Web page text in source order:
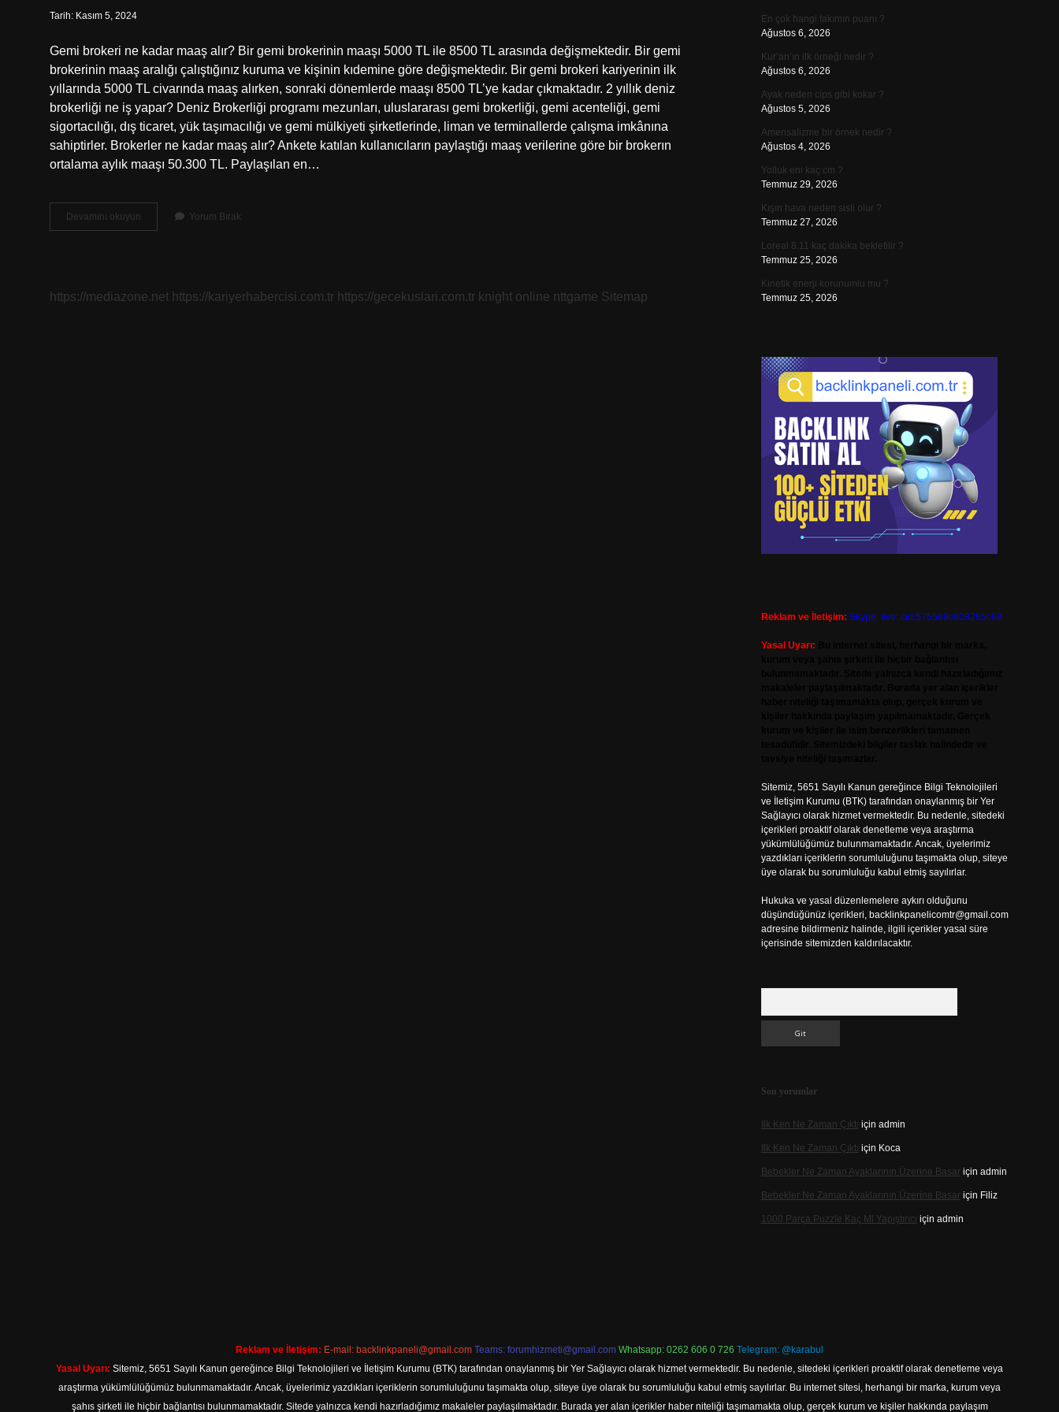
Tarih: Kasım 5, 2024
Gemi brokeri ne kadar maaş alır? Bir gemi brokerinin maaşı 5000 TL ile 8500 TL arasında değişmektedir. Bir gemi
brokerinin maaş aralığı çalıştığınız kuruma ve kişinin kıdemine göre değişmektedir. Bir gemi brokeri kariyerinin ilk
yıllarında 5000 TL civarında maaş alırken, sonraki dönemlerde maaşı 8500 TL’ye kadar çıkmaktadır. 2 yıllık deniz
brokerliği ne iş yapar? Deniz Brokerliği programı mezunları, uluslararası gemi brokerliği, gemi acenteliği, gemi
sigortacılığı, dış ticaret, yük taşımacılığı ve gemi mülkiyeti şirketlerinde, liman ve terminallerde çalışma imkânına
sahiptirler. Brokerler ne kadar maaş alır? Ankete katılan kullanıcıların paylaştığı maaş verilerine göre bir brokerın
ortalama aylık maaşı 50.300 TL. Paylaşılan en…
Devamını okuyun
Brokerliği
Yorum Bırak
https://mediazone.net https://kariyerhabercisi.com.tr https://gecekuslari.com.tr knight online nttgame Sitemap
En çok hangi takımın puanı ?
Ağustos 6, 2026
Kur’an’ın ilk örneği nedir ?
Ağustos 6, 2026
Ayak neden cips gibi kokar ?
Ağustos 5, 2026
Amensalizme bir örnek nedir ?
Ağustos 4, 2026
Yolluk eni kaç cm ?
Temmuz 29, 2026
Kışın hava neden sisli olur ?
Temmuz 27, 2026
Loreal 8.11 kaç dakika bekletilir ?
Temmuz 25, 2026
Kinetik enerji korunumlu mu ?
Temmuz 25, 2026
Reklam ve İletişim: Skype: live:.cid.575569c608265c69
Yasal Uyarı:
Sitemiz, 5651 Sayılı Kanun gereğince Bilgi Teknolojileri
ve İletişim Kurumu (BTK) tarafından onaylanmış bir Yer
Sağlayıcı olarak hizmet vermektedir. Bu nedenle, sitedeki
içerikleri proaktif olarak denetleme veya araştırma
yükümlülüğümüz bulunmamaktadır. Ancak, üyelerimiz
yazdıkları içeriklerin sorumluluğunu taşımakta olup, siteye
üye olarak bu sorumluluğu kabul etmiş sayılırlar.
Hukuka ve yasal düzenlemelere aykırı olduğunu
düşündüğünüz içerikleri, backlinkpanelicomtr@gmail.com
adresine bildirmeniz halinde, ilgili içerikler yasal süre
içerisinde sitemizden kaldırılacaktır.
Son yorumlar
Ilk Ken Ne Zaman Çıktı için admin
Ilk Ken Ne Zaman Çıktı için Koca
Bebekler Ne Zaman Ayaklarının Üzerine Basariçin admin
Bebekler Ne Zaman Ayaklarının Üzerine Basariçin Filiz
1000 Parça Puzzle Kaç Ml Yapıştırıcı için admin
Reklam ve İletişim: E-mail: backlinkpaneli@gmail.com Teams: forumhizmeti@gmail.com Whatsapp: 0262 606 0 726 Telegram: @karabul
Yasal Uyarı: Sitemiz, 5651 Sayılı Kanun gereğince Bilgi Teknolojileri ve İletişim Kurumu (BTK) tarafından onaylanmış bir Yer Sağlayıcı olarak hizmet vermektedir. Bu nedenle, sitedeki içerikleri proaktif olarak denetleme veya
araştırma yükümlülüğümüz bulunmamaktadır. Ancak, üyelerimiz yazdıkları içeriklerin sorumluluğunu taşımakta olup, siteye üye olarak bu sorumluluğu kabul etmiş sayılırlar. Bu internet sitesi, herhangi bir marka, kurum veya
şahıs şirketi ile hiçbir bağlantısı bulunmamaktadır. Sitede yalnızca kendi hazırladığımız makaleler paylaşılmaktadır. Burada yer alan içerikler haber niteliği taşımamakta olup, gerçek kurum ve kişiler hakkında paylaşım